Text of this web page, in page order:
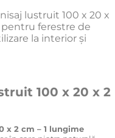
lustruit 100 x 20 x
ferestre de
la interior și
100 x 20 x 2
x 2 cm – 1 lungime